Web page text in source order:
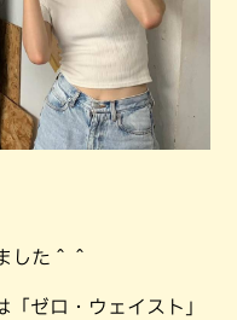
した＾＾
ゼロ・ウェイスト」